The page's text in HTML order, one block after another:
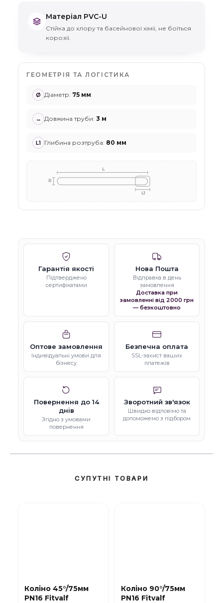
Матеріал PVC-U
Стійка до хлору та басейнової хімії, не боїться
корозії.
ГЕОМЕТРІЯ ТА ЛОГІСТИКА
Ø Діаметр: 75 мм
↔ Довжина труби: 3 м
L1 Глибина розтруба: 80 мм
L
D
L1
Гарантія якості
Підтверджено
сертифікатами
Нова Пошта
Відправка в день
замовлення
Доставка при
замовленні від 2000 грн
— безкоштовно
Оптове замовлення
Індивідуальні умови для
бізнесу
Безпечна оплата
SSL-захист ваших
платежів
Повернення до 14
днів
Згідно з умовами
повернення
Зворотний зв'язок
Швидко відповімо та
допоможемо з підбором
СУПУТНІ ТОВАРИ
Коліно 45°/75мм
PN16 Fitvalf
Коліно 90°/75мм
PN16 Fitvalf